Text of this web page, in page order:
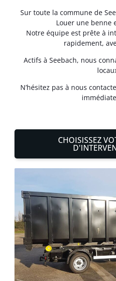
Sur toute la commune de
Louer une benne
Notre équipe est prête à
rapidement,
Actifs à Seebach, nous
N’hésitez pas à nous
CHOISISSEZ